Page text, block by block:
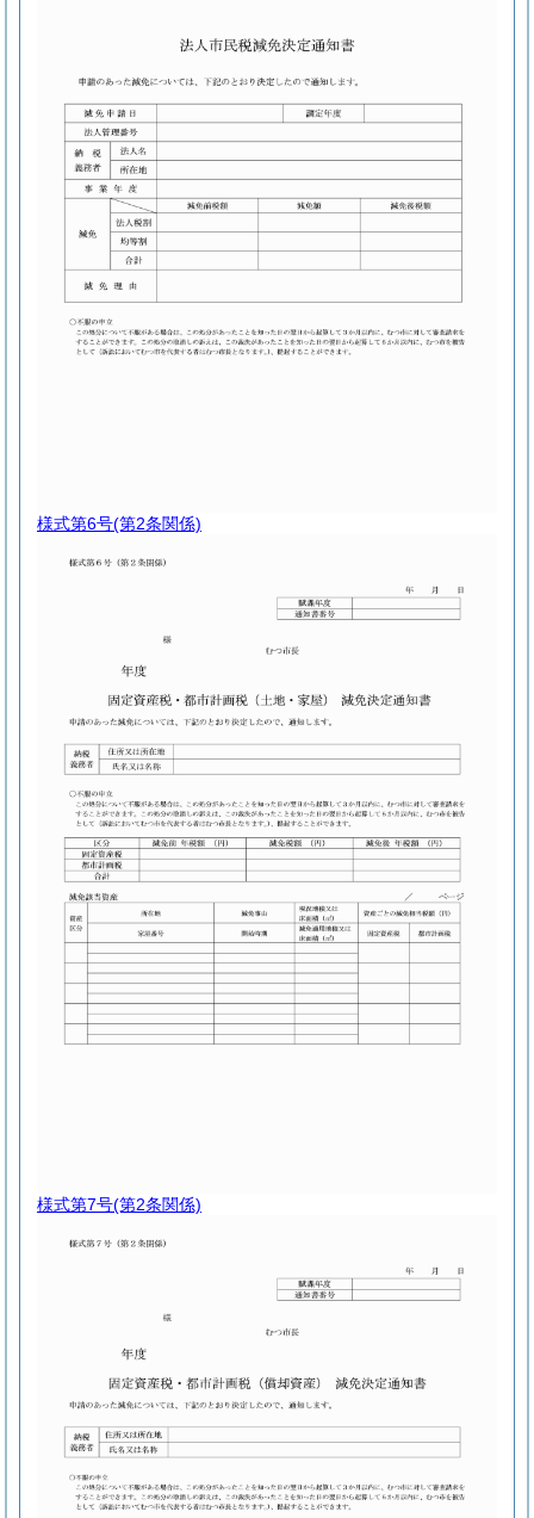
様式第6号(第2条関係)
様式第7号(第2条関係)